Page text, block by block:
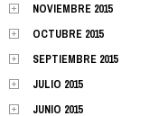
NOVIEMBRE 2015
OCTUBRE 2015
SEPTIEMBRE 2015
JULIO 2015
JUNIO 2015